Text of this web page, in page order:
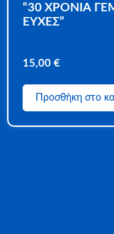
“30 ΧΡΟΝΙΑ
ΕΥΧΕΣ”
15,00 €
Προσθήκη στο